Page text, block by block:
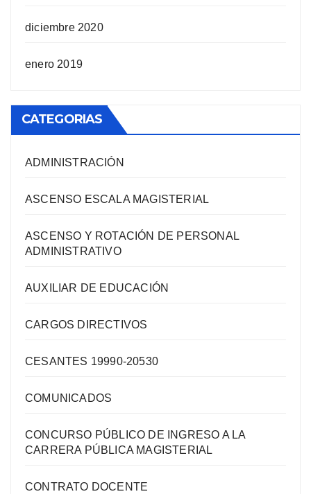
diciembre 2020
enero 2019
CATEGORIAS
ADMINISTRACIÓN
ASCENSO ESCALA MAGISTERIAL
ASCENSO Y ROTACIÓN DE PERSONAL
ADMINISTRATIVO
AUXILIAR DE EDUCACIÓN
CARGOS DIRECTIVOS
CESANTES 19990-20530
COMUNICADOS
CONCURSO PÚBLICO DE INGRESO A LA
CARRERA PÚBLICA MAGISTERIAL
CONTRATO DOCENTE